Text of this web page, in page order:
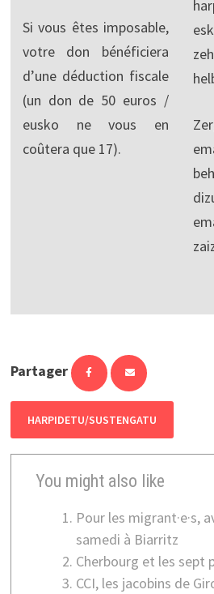
Si vous êtes imposable,
votre don bénéficiera
d’une déduction fiscale
(un don de 50 euros /
eusko ne vous en
coûtera que 17).
Partager
HARPIDETU/SUSTENGATU
You might also like
Pour les migrant·e·s,
samedi à Biarritz
Cherbourg et les sept
CCI, les jacobins de